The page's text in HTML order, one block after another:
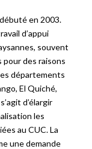
en 2003.
d’appui
souvent
des raisons
départements
El Quiché,
d’élargir
les
au CUC. La
une demande